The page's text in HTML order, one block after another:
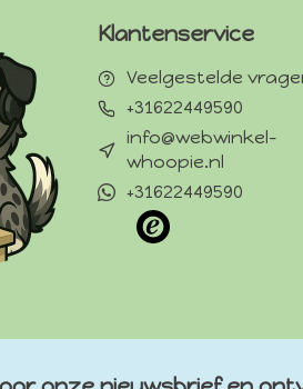
Klantenservice
Veelgestelde
+31622449590
info@webwinkel-
whoopie.nl
+31622449590